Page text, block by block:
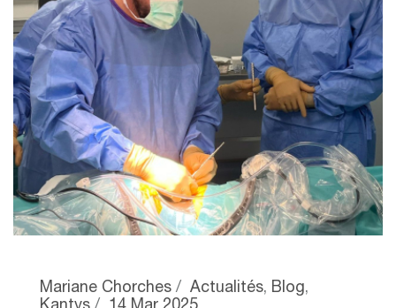
Mariane Chorches Actualités, Blog,